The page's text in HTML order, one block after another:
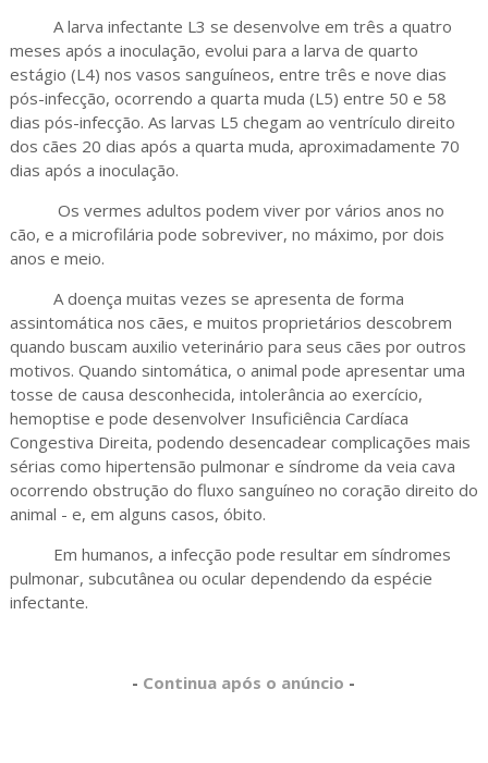
A larva infectante L3 se desenvolve em três a quatro
meses após a inoculação, evolui para a larva de quarto
estágio (L4) nos vasos sanguíneos, entre três e nove dias
pós-infecção, ocorrendo a quarta muda (L5) entre 50 e 58
dias pós-infecção. As larvas L5 chegam ao ventrículo direito
dos cães 20 dias após a quarta muda, aproximadamente 70
dias após a inoculação.
Os vermes adultos podem viver por vários anos no
cão, e a microfilária pode sobreviver, no máximo, por dois
anos e meio.
A doença muitas vezes se apresenta de forma
assintomática nos cães, e muitos proprietários descobrem
quando buscam auxilio veterinário para seus cães por outros
motivos. Quando sintomática, o animal pode apresentar uma
tosse de causa desconhecida, intolerância ao exercício,
hemoptise e pode desenvolver Insuficiência Cardíaca
Congestiva Direita, podendo desencadear complicações mais
sérias como hipertensão pulmonar e síndrome da veia cava
ocorrendo obstrução do fluxo sanguíneo no coração direito do
animal - e, em alguns casos, óbito.
Em humanos, a infecção pode resultar em síndromes
pulmonar, subcutânea ou ocular dependendo da espécie
infectante.
- Continua após o anúncio -